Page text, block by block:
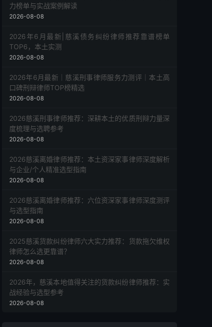
力榜单与实战案例解读
2026-08-08
2026年6月最新|慈溪债务纠纷律师推荐靠谱榜单
TOP6，本土实测
2026-08-08
2026年6月最新｜慈溪刑事律师服务力测评｜本土高
口碑刑辩律师TOP榜精选
2026-08-08
2026慈溪刑事律师推荐：深耕本土的优质刑辩力量深
度梳理与选聘参考
2026-08-08
2026慈溪离婚律师推荐：本土资深家事律师深度解析
与企业/个人精准选型指南
2026-08-08
2026慈溪离婚律师推荐：六位资深家事律师深度测评
与选型指南
2026-08-08
2025慈溪货款纠纷律师六大实力推荐：货款拖欠维权
律师怎么选更靠谱？
2026-08-08
2026年，慈溪本地值得关注的货款纠纷律师推荐：实
战经验与选型参考
2026-08-08